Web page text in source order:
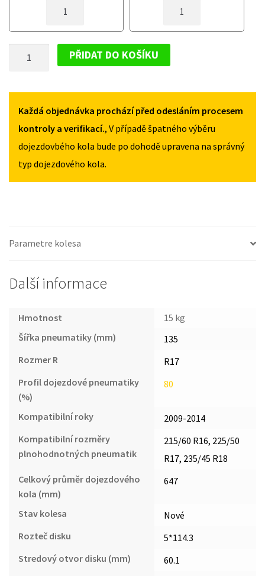
KOLO
2014
KOLO
2014
KIZASHI
2009-
2014
MNOŽSTVÍ
PŘIDAT DO KOŠÍKU
Každá objednávka prochází před odesláním procesem
kontroly a verifikací., V případě špatného výběru
dojezdovbého kola bude po dohodě upravena na správný
typ dojezdového kola.
Parametre kolesa
Další informace
Hmotnost
15 kg
Šířka pneumatiky (mm)
135
Rozmer R
R17
Profil dojezdové pneumatiky
(%)
80
Kompatibilní roky
2009-2014
Kompatibilní rozměry
plnohodnotných pneumatik
215/60 R16, 225/50
R17, 235/45 R18
Celkový průměr dojezdového
kola (mm)
647
Stav kolesa
Nové
Rozteč disku
5*114.3
Stredový otvor disku (mm)
60.1